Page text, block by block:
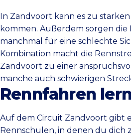
In Zandvoort kann es zu
kommen. Außerdem sorgen die
manchmal für eine schlechte
Kombination macht die
Zandvoort zu einer
manche auch schwierigen
Rennfahren
Auf dem Circuit Zandvoort gibt
Rennschulen, in denen du dich